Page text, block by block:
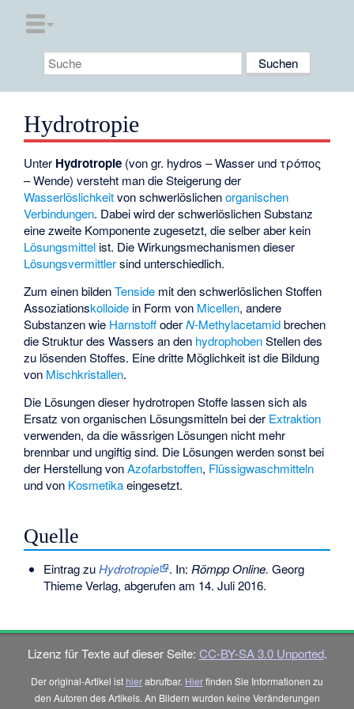
Hydrotropie
Unter Hydrotropie (von gr. hydros – Wasser und τρόπος
– Wende) versteht man die Steigerung der
Wasserlöslichkeitvon schwerlöslichenorganischen
Verbindungen. Dabei wird der schwerlöslichen Substanz
eine zweite Komponente zugesetzt, die selber aber kein
Lösungsmittel ist. Die Wirkungsmechanismen dieser
Lösungsvermittlersind unterschiedlich.
Zum einen bildenTenside mit den schwerlöslichen Stoffen
Assoziationskolloide in Form von Micellen, andere
Substanzen wie HarnstoffoderN-Methylacetamidbrechen
die Struktur des Wassers an den hydrophobenStellen des
zu lösenden Stoffes. Eine dritte Möglichkeit ist die Bildung
von Mischkristallen.
Die Lösungen dieser hydrotropen Stoffe lassen sich als
Ersatz von organischen Lösungsmitteln bei der Extraktion
verwenden, da die wässrigen Lösungen nicht mehr
brennbar und ungiftig sind. Die Lösungen werden sonst bei
der Herstellung vonAzofarbstoffen, Flüssigwaschmitteln
und von Kosmetikaeingesetzt.
Quelle
Eintrag zuHydrotropie . In: Römpp Online. Georg
Thieme Verlag, abgerufen am 14. Juli 2016.
Lizenz für Texte auf dieser Seite: CC-BY-SA 3.0 Unported.
Der original-Artikel ist hierabrufbar. Hierfinden Sie Informationen zu
den Autoren des Artikels. An Bildern wurden keine Veränderungen